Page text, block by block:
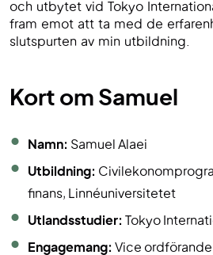
och utbytet vid Tokyo
fram emot att ta med de
slutspurten av min utbildning.
Kort om Samuel
Namn: Samuel Alaei
Utbildning:
finans, Linnéuniversitetet
Utlandsstudier: Tokyo
Engagemang: Vice